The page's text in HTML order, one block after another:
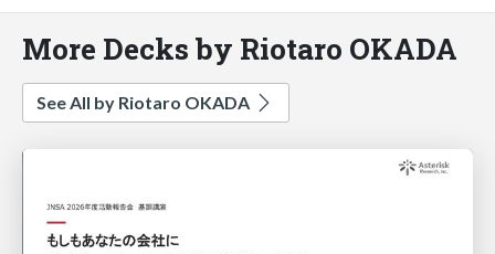
More Decks by Riotaro OKADA
See All by Riotaro OKADA